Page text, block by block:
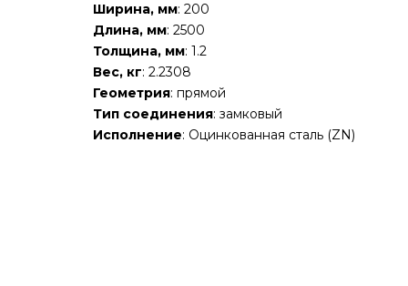
Ширина, мм: 200
Длина, мм: 2500
Толщина, мм: 1.2
Вес, кг: 2.2308
Геометрия: прямой
Тип соединения: замковый
Исполнение: Оцинкованная сталь (ZN)